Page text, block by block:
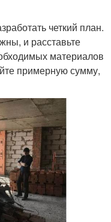
четкий план.
и расставьте
материалов
примерную сумму,